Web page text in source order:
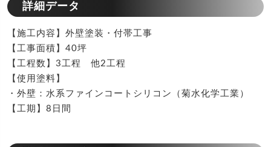
詳細データ
【施工内容】外壁塗装・付帯工事
【工事面積】40坪
【工程数】3工程 他2工程
【使用塗料】
・外壁：水系ファインコートシリコン（菊水化学工業）
【工期】8日間